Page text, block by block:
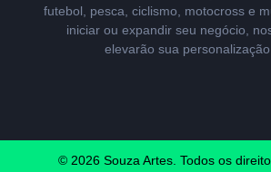
futebol, pesca, ciclismo, motocross e
iniciar ou expandir seu negócio,
elevarão sua
© 2026 Souza Artes. Todos os